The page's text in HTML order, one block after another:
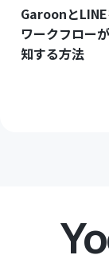
Garoonと
ワークフロー
知する方法